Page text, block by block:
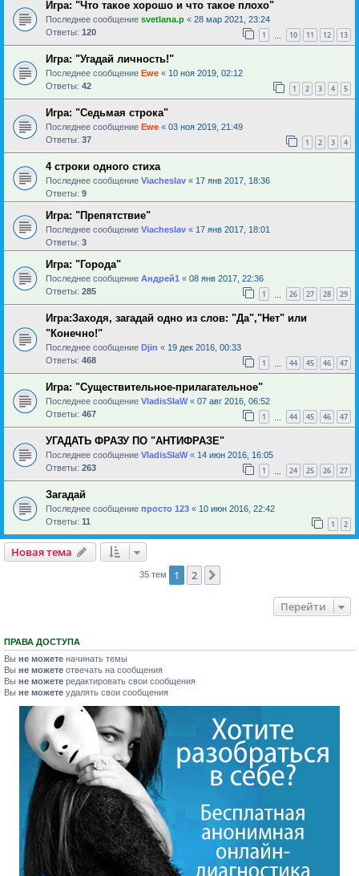
Игра: "Что такое хорошо и что такое плохо"
Последнее сообщение svetlana.p « 28 мар 2021, 23:24
Ответы: 120 1 10 11 12 13
Игра: "Угадай личность!"
Последнее сообщение Ewe « 10 ноя 2019, 02:12
Ответы: 42 1 2 3 4 5
Игра: "Седьмая строка"
Последнее сообщение Ewe « 03 ноя 2019, 21:49
Ответы: 37 1 2 3 4
4 строки одного стиха
Последнее сообщение Viacheslav « 17 янв 2017, 18:36
Ответы: 9
Игра: "Препятствие"
Последнее сообщение Viacheslav « 17 янв 2017, 18:01
Ответы: 3
Игра: "Города"
Последнее сообщение Андрей1 « 08 янв 2017, 22:36
Ответы: 285 1 26 27 28 29
Игра:Заходя, загадай одно из слов: "Да","Нет" или
"Конечно!"
Последнее сообщение Djin « 19 дек 2016, 00:33
Ответы: 468 1 44 45 46 47
Игра: "Существительное-прилагательное"
Последнее сообщение VladisSlaW« 07 авг 2016, 06:52
Ответы: 467 1 44 45 46 47
УГАДАТЬ ФРАЗУ ПО "АНТИФРАЗЕ"
Последнее сообщение VladisSlaW« 14 июн 2016, 16:05
Ответы: 263 1 24 25 26 27
Загадай
Последнее сообщение просто 123 « 10 июн 2016, 22:42
Ответы: 11 1 2
Новая тема
35 тем 1 2
Перейти
ПРАВА ДОСТУПА
Вы не можете начинать темы
Вы не можете отвечать на сообщения
Вы не можете редактировать свои сообщения
Вы не можете удалять свои сообщения